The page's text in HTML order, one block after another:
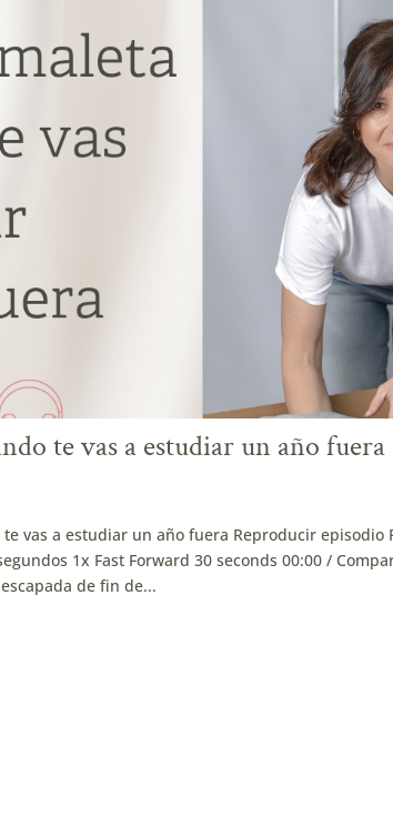
te vas a estudiar un año fuera
te vas a estudiar un año fuera Reproducir episodio
1x Fast Forward 30 seconds 00:00 /
de fin de...